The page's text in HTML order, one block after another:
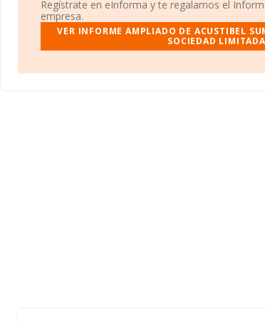
empresas, cuyas ventas han obtenido los 126
información de interés en el ámbito sectorial, la
empresas es de 1; la media de antigüedad desde la
Regístrate en eInforma y te regalamos el
empresa.
VER INFORME AMPLIADO DE ACUSTIBEL
SOCIEDAD LIMITADA